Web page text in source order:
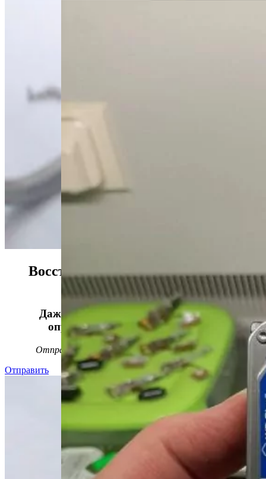
Восстанавливаем данные в 98%
случаев!
Даже, если носитель информации не
определяется, стучит или пищит.
Отправьте заявку набесплатнуюдиагностику
Отправить